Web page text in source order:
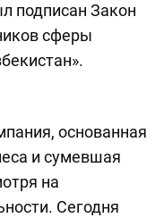
подписан Закон
сферы
основанная
и сумевшая
на
Сегодня